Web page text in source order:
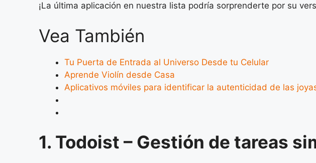
¡La última aplicación en nuestra lista podría sorprenderte por su
Vea También
Tu Puerta de Entrada al Universo Desde tu Celular
Aprende Violín desde Casa
Aplicativos móviles para identificar la autenticidad de las
1. Todoist – Gestión de tareas